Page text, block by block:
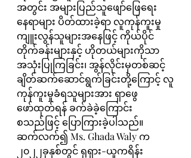
အတွင်း အများပြည်သူဖျော်ဖြေရေး
နေရာများ ပိတ်ထားခဲ့ရာ လူကုန်ကူးမှု
ကျူးလွန်သူများအနေဖြင့် ကိုယ်ပိုင်
တိုက်ခန်းများနှင့် ဟိုတယ်များကိုသာ
အသုံးပြုကြခြင်း၊ အွန်လိုင်းမှတစ်ဆင့်
ချိတ်ဆက်ဆောင်ရွက်ခြင်းတို့ကြောင့် လူ
ကုန်ကူးမှုခံရသူများအား ရှာဖွေ
ဖော်ထုတ်ရန် ခက်ခဲခဲ့ကြောင်း
စသည်ဖြင့် ပြောကြားခဲ့ပါသည်။
ဆက်လက်၍ Ms. Ghada Waly က
၂၀၂၂ခုနှစ်တွင် ရုရှား-ယူကရိန်း